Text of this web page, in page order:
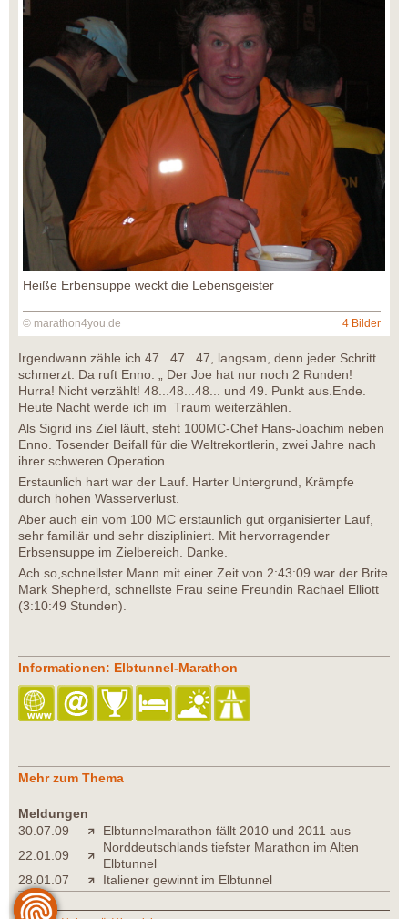
Heiße Erbensuppe weckt die Lebensgeister
© marathon4you.de 4 Bilder
Irgendwann zähle ich 47...47...47, langsam, denn jeder Schritt
schmerzt. Da ruft Enno: „ Der Joe hat nur noch 2 Runden!
Hurra! Nicht verzählt! 48...48...48... und 49. Punkt aus.Ende.
Heute Nacht werde ich im Traum weiterzählen.
Als Sigrid ins Ziel läuft, steht 100MC-Chef Hans-Joachim neben
Enno. Tosender Beifall für die Weltrekortlerin, zwei Jahre nach
ihrer schweren Operation.
Erstaunlich hart war der Lauf. Harter Untergrund, Krämpfe
durch hohen Wasserverlust.
Aber auch ein vom 100 MC erstaunlich gut organisierter Lauf,
sehr familiär und sehr diszipliniert. Mit hervorragender
Erbsensuppe im Zielbereich. Danke.
Ach so,schnellster Mann mit einer Zeit von 2:43:09 war der Brite
Mark Shepherd, schnellste Frau seine Freundin Rachael Elliott
(3:10:49 Stunden).
Informationen: Elbtunnel-Marathon
Mehr zum Thema
Meldungen
30.07.09
Elbtunnelmarathon fällt 2010 und 2011 aus
22.01.09
Norddeutschlands tiefster Marathon im Alten
Elbtunnel
28.01.07
Italiener gewinnt im Elbtunnel